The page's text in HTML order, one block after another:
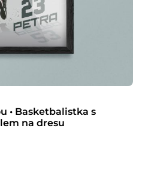
• Basketbalistka s
na dresu